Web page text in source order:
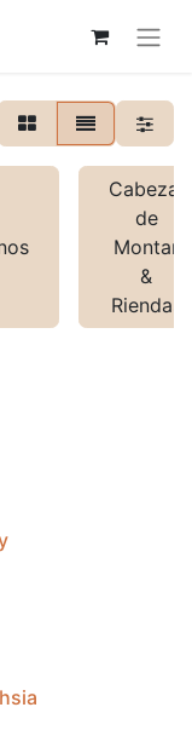
Cabezal
de
Montar
&
Riendas